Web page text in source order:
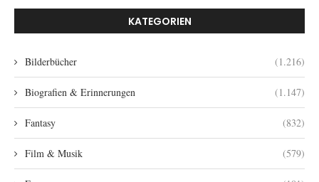
KATEGORIEN
Bilderbücher (1.216)
Biografien & Erinnerungen (1.147)
Fantasy (832)
Film & Musik (579)